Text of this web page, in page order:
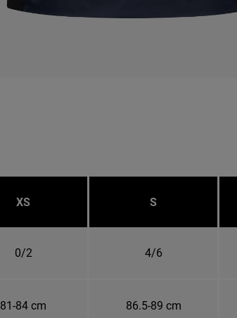
XS S
0/2 4/6
81-84 cm 86.5-89 cm